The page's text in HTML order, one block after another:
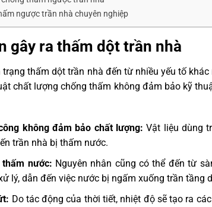
ngược trần nhà chuyên nghiệp
gây ra thấm dột trần nhà
trạng thấm dột trần nhà đến từ nhiều yếu tố
chất lượng chống thấm không đảm bảo kỹ
không đảm bảo chất lượng:Vật liệu dùng
trần nhà bị thấm nước.
nước: Nguyên nhân cũng có thể đến từ
lý, dẫn đến việc nước bị ngấm xuống trần tầng
Do tác động của thời tiết, nhiệt độ sẽ tạo ra